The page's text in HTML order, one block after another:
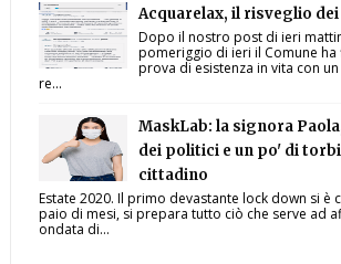
Acquarelax, il risveglio
Dopo il nostro post di ieri
pomeriggio di ieri il Comune
prova di esistenza in vita con
re...
MaskLab: la signora
dei politici e un po' di
cittadino
Estate 2020. Il primo devastante lock down si è
paio di mesi, si prepara tutto ciò che serve ad
ondata di...